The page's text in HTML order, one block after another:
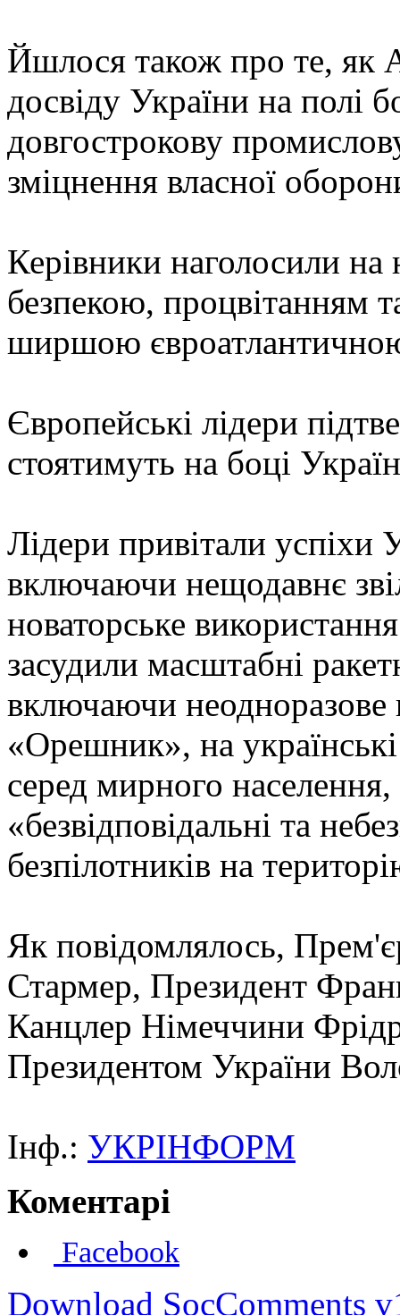
Йшлося також про те, як
досвіду України на полі
довгострокову
зміцнення власної
Керівники наголосили
безпекою, процвітанням
ширшою
Європейські лідери
стоятимуть на боці
Лідери привітали успіхи
включаючи нещодавнє
новаторське
засудили масштабні
включаючи неодноразове
«Орешник», на
серед мирного
«безвідповідальні та
безпілотників на
Як повідомлялось,
Стармер, Президент
Канцлер Німеччини
Президентом України
Інф.: УКРІНФОРМ
Коментарі
Facebook
Download SocComments